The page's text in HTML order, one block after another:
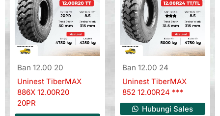
Ban 12.00 20
Uninest TiberMAX
886X 12.00R20
20PR
Ban 12.00 24
Uninest TiberMAX
852 12.00R24 ***
Hubungi Sales